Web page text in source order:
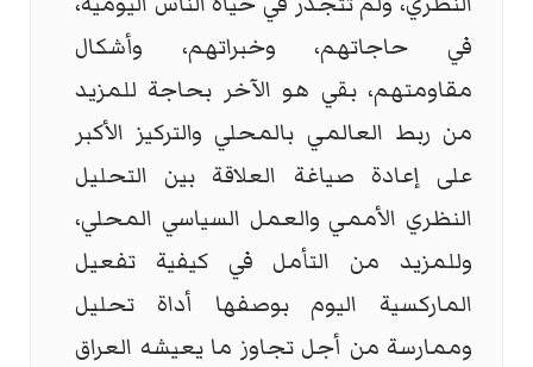
في حاجاتهم، وخبراتهم، وأشكال
مقاومتهم، بقي هو الآخر بحاجة للمزيد
من ربط العالمي بالمحلي والتركيز الأكبر
على إعادة صياغة العلاقة بين التحليل
النظري الأممي والعمل السياسي المحلي،
وللمزيد من التأمل في كيفية تفعيل
الماركسية اليوم بوصفها أداة تحليل
وممارسة من أجل تجاوز ما يعيشه العراق